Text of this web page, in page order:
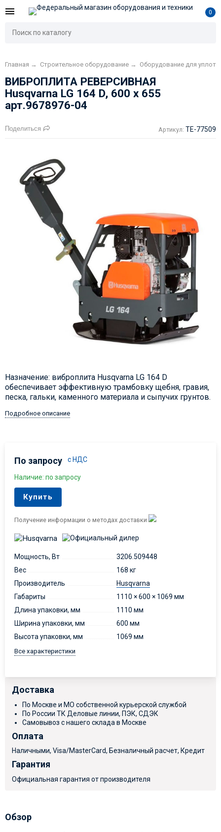
0
Главная → Строительное оборудование → Оборудование для
ВИБРОПЛИТА РЕВЕРСИВНАЯ
Husqvarna LG 164 D, 600 x 655
арт.9678976-04
Поделиться Артикул: TE-77509
Назначение: виброплита Husqvarna LG 164 D
обеспечивает эффективную трамбовку щебня, гравия,
песка, гальки, каменного материала и сыпучих грунтов.
Подробное описание
По запросу с НДС
Наличие: по запросу
Купить
Получение информации о методах доставки
Мощность, Вт
3206.509448
Вес
168 кг
Производитель
Husqvarna
Габариты
1110 × 600 × 1069 мм
Длина упаковки, мм
1110 мм
Ширина упаковки, мм
600 мм
Высота упаковки, мм
1069 мм
Все характеристики
Доставка
По Москве и МО собственной курьерской службой
По России ТК Деловые линии, ПЭК, СДЭК
Самовывоз с нашего склада в Москве
Оплата
Наличными, Visa/MasterCard, Безналичный расчет, Кредит
Гарантия
Официальная гарантия от производителя
Обзор